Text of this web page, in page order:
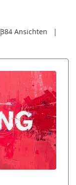
384 Ansichten